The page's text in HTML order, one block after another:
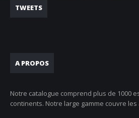
TWEETS
A PROPOS
Notre catalogue comprend plus de 1000
continents. Notre large gamme couvre